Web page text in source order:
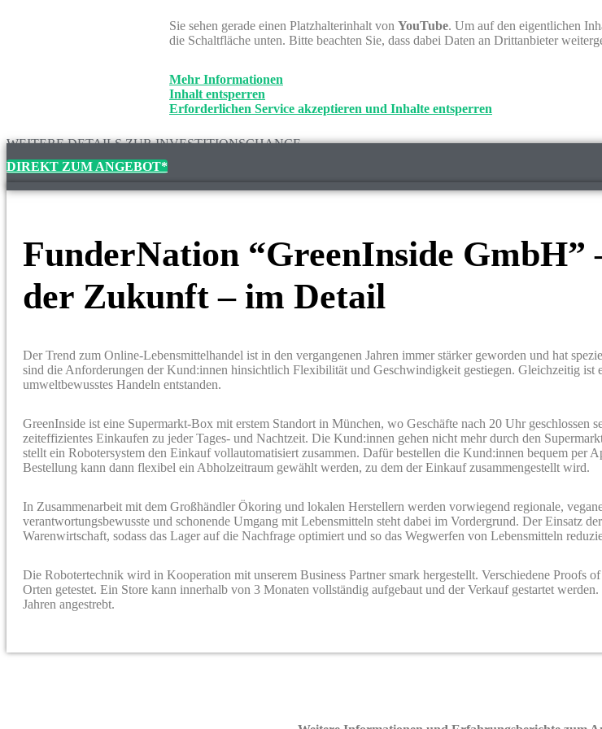
Sie sehen gerade einen Platzhalterinhalt von YouTube. Um auf den eigentlichen
die Schaltfläche unten. Bitte beachten Sie, dass dabei Daten an Drittanbieter
Mehr Informationen
Inhalt entsperren
Erforderlichen Service akzeptieren und Inhalte entsperren
WEITERE DETAILS ZUR INVESTITIONSCHANCE
DIREKT ZUM ANGEBOT*
FunderNation “GreenInside GmbH”
der Zukunft – im Detail
Der Trend zum Online-Lebensmittelhandel ist in den vergangenen Jahren immer stärker geworden und hat
sind die Anforderungen der Kund:innen hinsichtlich Flexibilität und Geschwindigkeit gestiegen. Gleichzeitig ist
umweltbewusstes Handeln entstanden.
GreenInside ist eine Supermarkt-Box mit erstem Standort in München, wo Geschäfte nach 20 Uhr geschlossen
zeiteffizientes Einkaufen zu jeder Tages- und Nachtzeit. Die Kund:innen gehen nicht mehr durch den
stellt ein Robotersystem den Einkauf vollautomatisiert zusammen. Dafür bestellen die Kund:innen bequem per
Bestellung kann dann flexibel ein Abholzeitraum gewählt werden, zu dem der Einkauf zusammengestellt wird.
In Zusammenarbeit mit dem Großhändler Ökoring und lokalen Herstellern werden vorwiegend regionale,
verantwortungsbewusste und schonende Umgang mit Lebensmitteln steht dabei im Vordergrund. Der Einsatz
Warenwirtschaft, sodass das Lager auf die Nachfrage optimiert und so das Wegwerfen von Lebensmitteln
Die Robotertechnik wird in Kooperation mit unserem Business Partner smark hergestellt. Verschiedene Proofs
Orten getestet. Ein Store kann innerhalb von 3 Monaten vollständig aufgebaut und der Verkauf gestartet
Jahren angestrebt.